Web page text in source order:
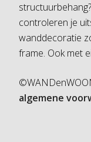
controleren je
wanddecoratie
frame. Ook met
algemene